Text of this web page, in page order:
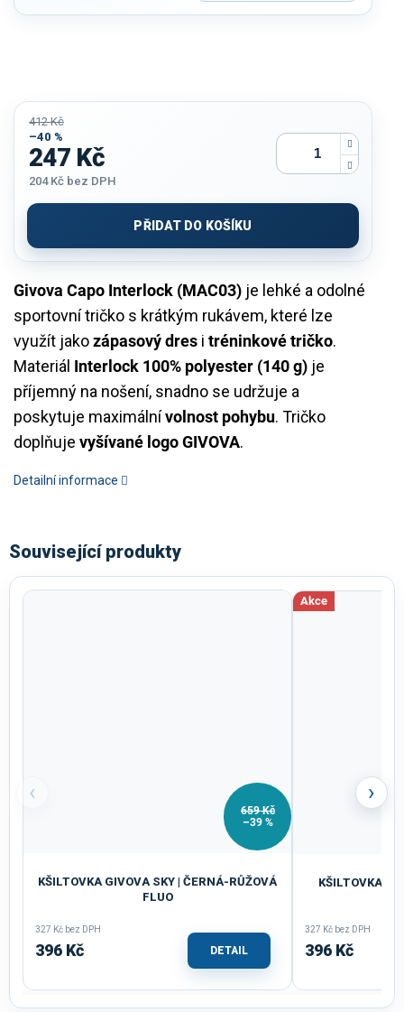
Givova Capo Interlock (MAC03) je lehké a odolné
sportovní tričko s krátkým rukávem, které lze
využít jakozápasový dres i tréninkové tričko.
Materiál Interlock 100% polyester (140 g) je
příjemný na nošení, snadno se udržuje a
poskytuje maximálnívolnost pohybu. Tričko
doplňuje vyšívané logo GIVOVA.
Detailní informace
412 Kč
–40 %
247 Kč
204 Kč bez DPH
cena:
PŘIDAT DO KOŠÍKU
Související produkty
‹
659 Kč
–39 %
KŠILTOVKA GIVOVA SKY | ČERNÁ-RŮŽOVÁ
FLUO
327 Kč bez DPH
396 Kč DETAIL
Akce
KŠILTOVKA
327 Kč bez DPH
396 Kč
›